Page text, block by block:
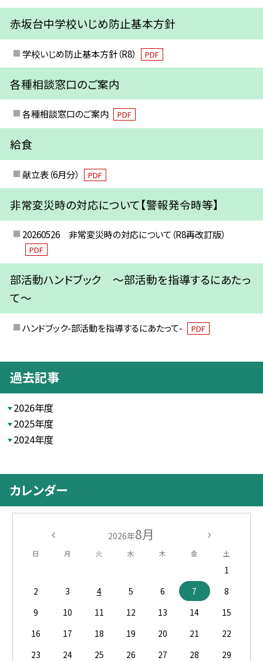
赤坂台中学校いじめ防止基本方針
学校いじめ防止基本方針（R8） PDF
各種相談窓口のご案内
各種相談窓口のご案内 PDF
給食
献立表（6月分） PDF
非常変災時の対応について【警報発令時等】
20260526 非常変災時の対応について（R8再改訂版）
PDF
部活動ハンドブック ～部活動を指導するにあたっ
て～
ハンドブック-部活動を指導するにあたって- PDF
過去記事
2026年度
2025年度
2024年度
カレンダー
2026年8月
日 月 火 水 木 金 土
1
2
3 4 5 6 7
8
9
10 11 12 13 14
15
16
17 18 19 20 21
22
23
24 25 26 27 28
29